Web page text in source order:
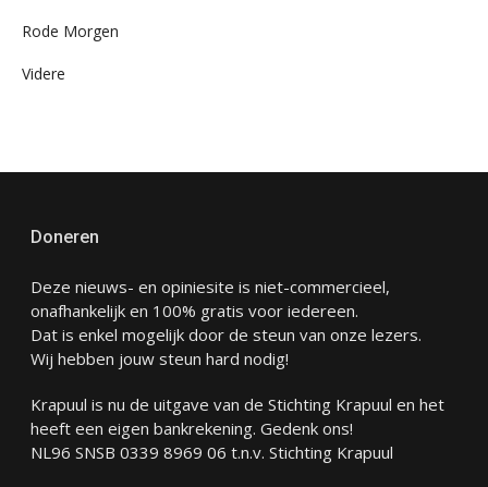
Rode Morgen
Videre
Doneren
Deze nieuws- en opiniesite is niet-commercieel,
onafhankelijk en 100% gratis voor iedereen.
Dat is enkel mogelijk door de steun van onze lezers.
Wij hebben jouw steun hard nodig!
Krapuul is nu de uitgave van de Stichting Krapuul en het
heeft een eigen bankrekening. Gedenk ons!
NL96 SNSB 0339 8969 06 t.n.v. Stichting Krapuul